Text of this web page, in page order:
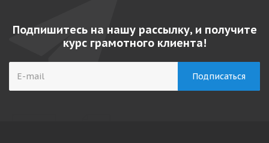
Подпишитесь на нашу рассылку, и получите
курс грамотного клиента!